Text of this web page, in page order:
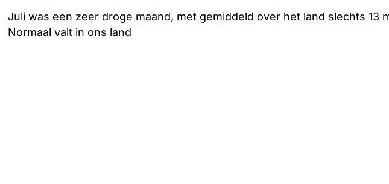
Juli was een zeer droge maand, met gemiddeld over het land slechts 13
Normaal valt in ons land